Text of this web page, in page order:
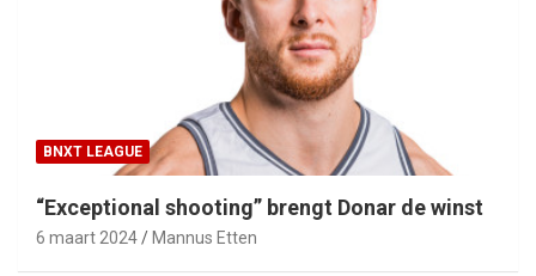
BNXT LEAGUE
“Exceptional shooting” brengt Donar de winst
6 maart 2024 Mannus Etten